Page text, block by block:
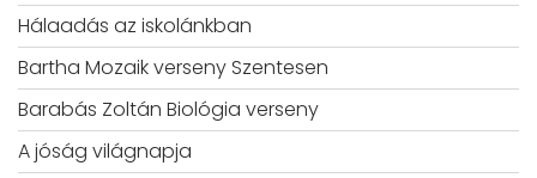
Hálaadás az iskolánkban
Bartha Mozaik verseny Szentesen
Barabás Zoltán Biológia verseny
A jóság világnapja